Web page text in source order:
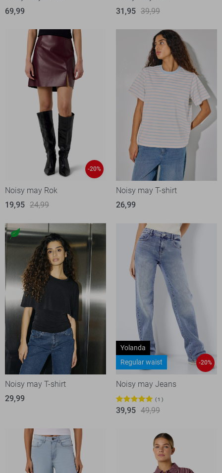
69,99
31,95 39,99
-20%
Noisy may Rok
19,95 24,99
Noisy may T-shirt
26,99
Noisy may T-shirt
29,99
Yolanda
Regular waist
-20%
Noisy may Jeans
1
39,95 49,99